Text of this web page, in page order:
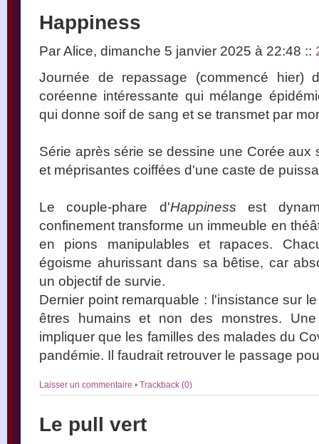
Happiness
Par Alice, dimanche 5 janvier 2025 à 22:48 ::
Journée de repassage (commencé hier)
coréenne intéressante qui mélange
qui donne soif de sang et se transmet par
Série après série se dessine une Corée aux
et méprisantes coiffées d'une caste de
Le couple-phare d'Happiness est
confinement transforme un immeuble en
en pions manipulables et rapaces.
égoisme ahurissant dans sa bêtise, car
un objectif de survie.
Dernier point remarquable : l'insistance sur
êtres humains et non des monstres.
impliquer que les familles des malades du
pandémie. Il faudrait retrouver le passage
Laisser un commentaire • Trackback (0)
Le pull vert